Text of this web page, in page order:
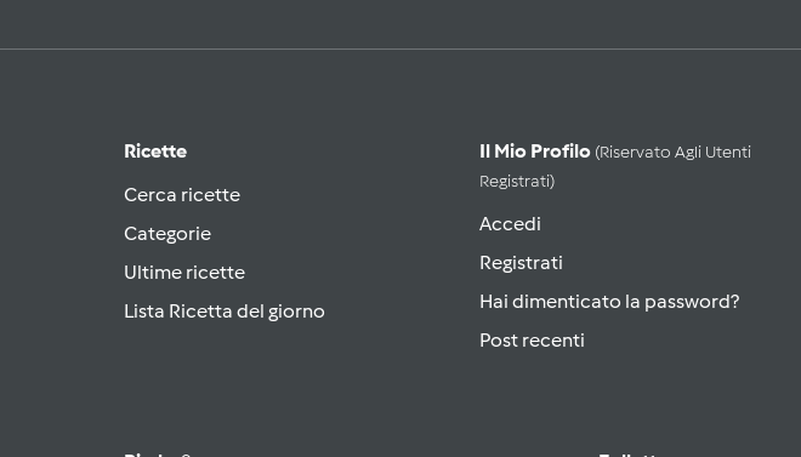
Ricette
Cerca ricette
Categorie
Ultime ricette
Lista Ricetta del giorno
Il Mio Profilo (riservato Agli Utenti
Registrati)
Accedi
Registrati
Hai dimenticato la password?
Post recenti